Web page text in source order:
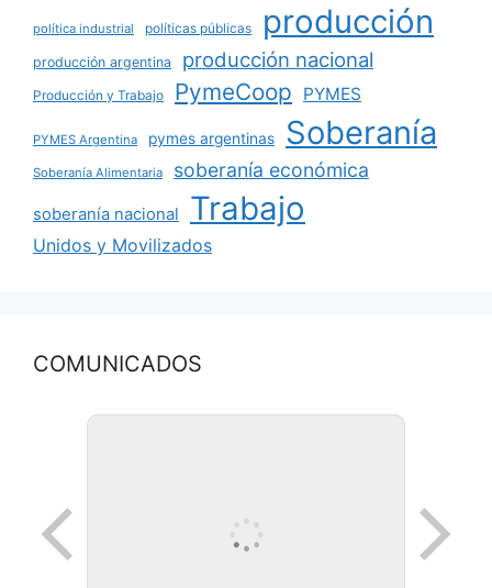
política industrial políticas públicas producción
producción argentina producción nacional
Producción y Trabajo PymeCoop PYMES
PYMES Argentina pymes argentinas Soberanía
Soberanía Alimentaria soberanía económica
soberanía nacional Trabajo
Unidos y Movilizados
COMUNICADOS